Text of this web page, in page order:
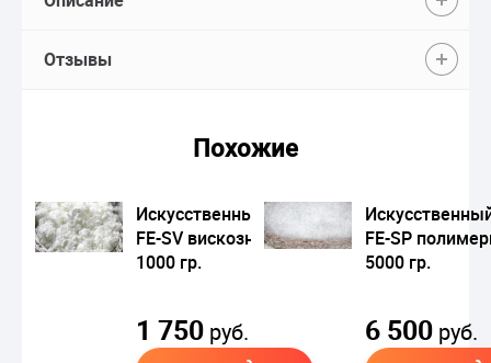
Отзывы
Похожие
Искусственный снег
FE-SV вискозный
1000 гр.
1 750 руб.
FE-SP
5000 гр.
6 500 руб.